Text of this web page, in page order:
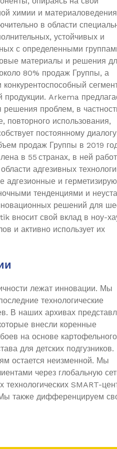
химии и
в области
устойчивых и
с определенными
материалы и решения
80% продаж Группы, а
Arkema
проблем, в
повторного использования,
постоянному
продаж Группы в 2019
в 55 странах, в ней
адгезивных
и
тенденциями и
решений для
вносит свой вклад в ноу-
и активно использует их
лежат инновации. Мы
технологические
В наших архивах
внесли коренные
на основе картофельного
для детских подгузников.
остается неизменной. Мы
через глобальную
SMART-
Мы также дифференцируем